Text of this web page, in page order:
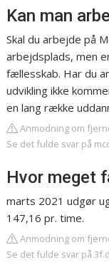
Kan man
Skal du arbejde på
arbejdsplads, men
fællesskab. Har du
udvikling ikke
en lang række
Anmodning om
Se det fulde svar på
Hvor meget
marts 2021 udgør
147,16 pr. time.
Anmodning om
Se det fulde svar på